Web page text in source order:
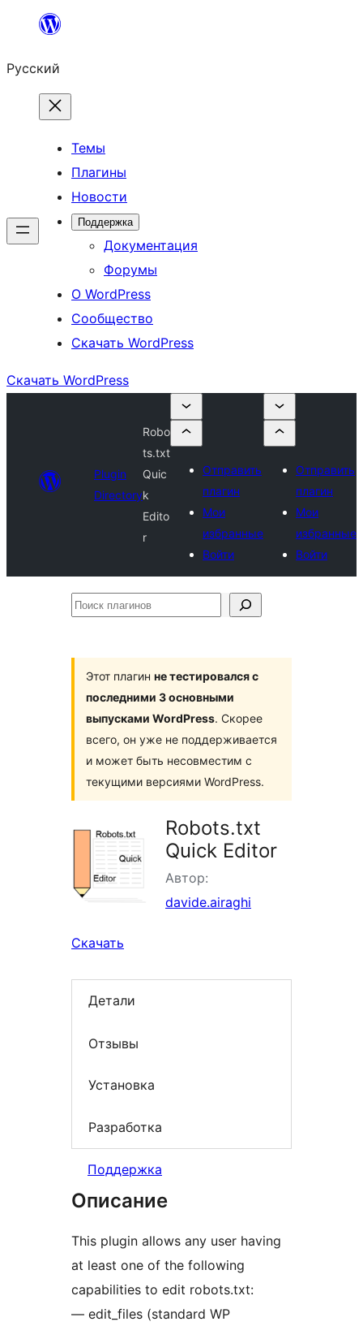
Перейти
содержимому
Русский
Темы
Плагины
Новости
Поддержка
Документация
Форумы
О WordPress
Сообщество
Скачать WordPress
Скачать WordPress
Plugin
Directory
Robo
ts.txt
Quic
k
Edito
r
Отправить
плагин
Мои
избранные
Войти
Отправить
плагин
Мои
избранные
Войти
Поиск
Этот плагин не тестировался с
последними 3 основными
выпусками WordPress. Скорее
всего, он уже не поддерживается
и может быть несовместим с
текущими версиями WordPress.
Robots.txt
Quick Editor
Автор:
davide.airaghi
Скачать
Детали
Отзывы
Установка
Разработка
Поддержка
Описание
This plugin allows any user having
at least one of the following
capabilities to edit robots.txt:
— edit_files (standard WP